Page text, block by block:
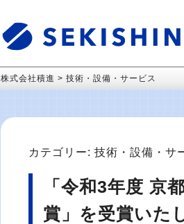
株式会社積進 > 技術・設備・サービス
カテゴリー: 技術・設備・サ
「令和3年度 京
賞」を受賞いた